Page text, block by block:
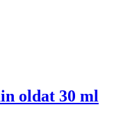
oldat 30 ml